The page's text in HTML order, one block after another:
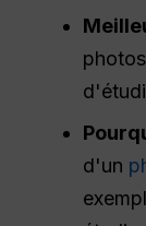
d'un